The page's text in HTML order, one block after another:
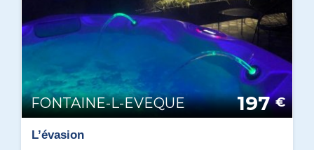
FONTAINE-L-EVEQUE 197 €
L’évasion